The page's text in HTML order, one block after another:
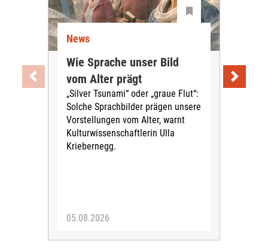
News
Wie Sprache unser Bild
vom Alter prägt
„Silver Tsunami“ oder „graue Flut“:
Solche Sprachbilder prägen unsere
Vorstellungen vom Alter, warnt
Kulturwissenschaftlerin Ulla
Kriebernegg.
05.08.2026